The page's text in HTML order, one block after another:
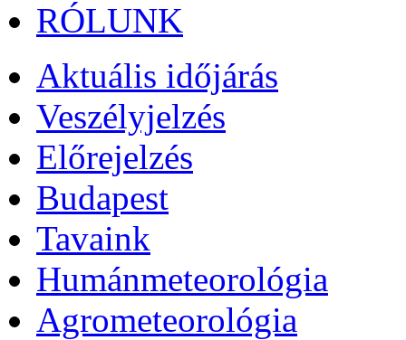
RÓLUNK
Aktuális időjárás
Veszélyjelzés
Előrejelzés
Budapest
Tavaink
Humánmeteorológia
Agrometeorológia